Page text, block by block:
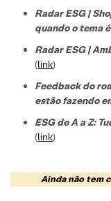
Radar ESG |
quando o tema
Radar ESG |
(link)
Feedback do
estão fazendo
ESG de A a Z:
(link)
Ainda não tem